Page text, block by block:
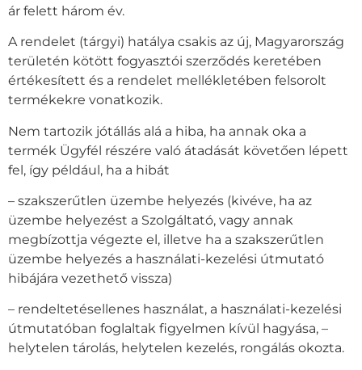
ár felett három év.
A rendelet (tárgyi) hatálya csakis az új, Magyarország
területén kötött fogyasztói szerződés keretében
értékesített és a rendelet mellékletében felsorolt
termékekre vonatkozik.
Nem tartozik jótállás alá a hiba, ha annak oka a
termék Ügyfél részére való átadását követően lépett
fel, így például, ha a hibát
– szakszerűtlen üzembe helyezés (kivéve, ha az
üzembe helyezést a Szolgáltató, vagy annak
megbízottja végezte el, illetve ha a szakszerűtlen
üzembe helyezés a használati-kezelési útmutató
hibájára vezethető vissza)
– rendeltetésellenes használat, a használati-kezelési
útmutatóban foglaltak figyelmen kívül hagyása, –
helytelen tárolás, helytelen kezelés, rongálás okozta.